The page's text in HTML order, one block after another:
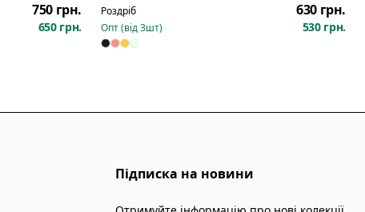
750 грн.
650 грн.
Роздріб 630 грн.
Опт (від3шт) 530 грн.
Підписка на новини